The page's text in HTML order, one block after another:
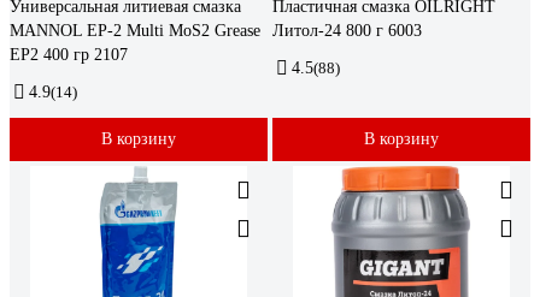
Универсальная литиевая смазка
MANNOL EP-2 Multi MoS2 Grease
EP2 400 гр 2107
4.9(14)
В корзину
Пластичная смазка OILRIGHT
Литол-24 800 г 6003
4.5(88)
В корзину